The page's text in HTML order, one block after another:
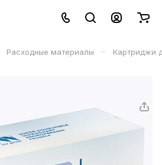
Расходные материалы – Картриджи